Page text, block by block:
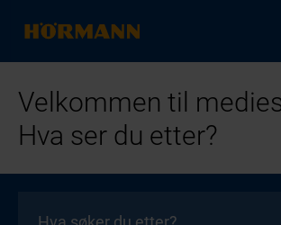
Velkommen til
Hva ser du etter?